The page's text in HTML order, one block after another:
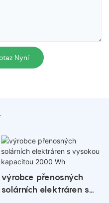
Nyní
výrobce přenosných
solárních elektráren s